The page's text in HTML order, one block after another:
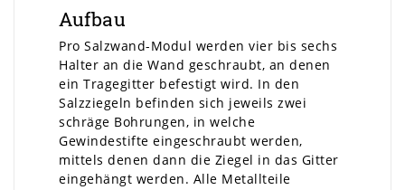
Aufbau
Pro Salzwand-Modul werden vier bis sechs
Halter an die Wand geschraubt, an denen
ein Tragegitter befestigt wird. In den
Salzziegeln befinden sich jeweils zwei
schräge Bohrungen, in welche
Gewindestifte eingeschraubt werden,
mittels denen dann die Ziegel in das Gitter
eingehängt werden. Alle Metallteile